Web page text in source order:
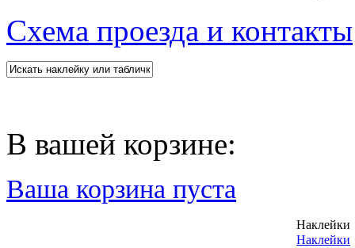
Схема проезда и контакты
В вашей корзине:
Ваша корзина пуста
Наклейки
Наклейки